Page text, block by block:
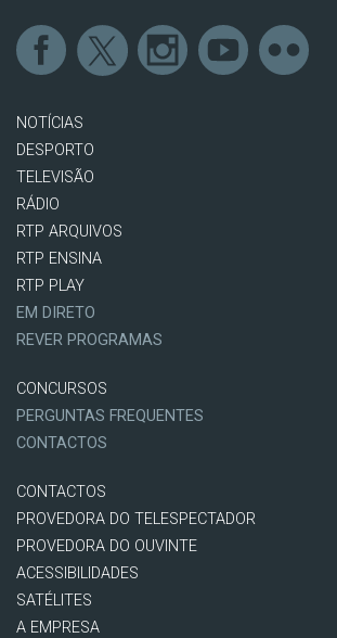
NOTÍCIAS
DESPORTO
TELEVISÃO
RÁDIO
RTP ARQUIVOS
RTP ENSINA
RTP PLAY
EM DIRETO
REVER PROGRAMAS
CONCURSOS
PERGUNTAS FREQUENTES
CONTACTOS
CONTACTOS
PROVEDORA DO TELESPECTADOR
PROVEDORA DO OUVINTE
ACESSIBILIDADES
SATÉLITES
A EMPRESA